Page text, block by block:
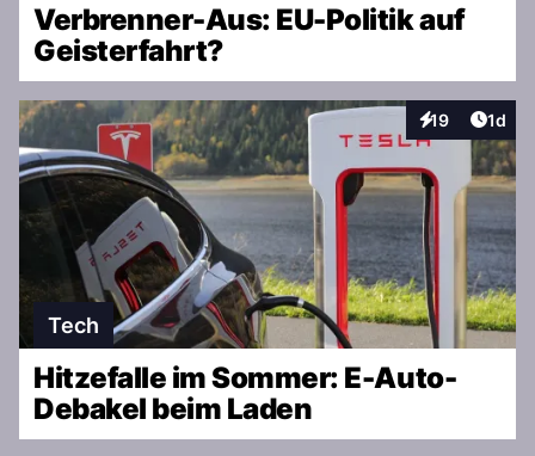
Verbrenner-Aus: EU-Politik auf
Geisterfahrt?
19
Interaktionen
1d
Tech
Hitzefalle im Sommer: E-Auto-
Debakel beim Laden